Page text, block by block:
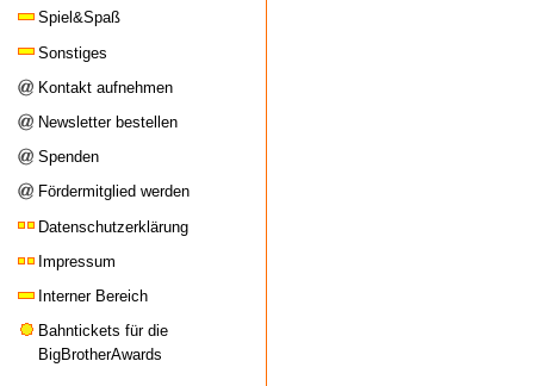
Spiel&Spaß
Sonstiges
Kontakt aufnehmen
Newsletter bestellen
Spenden
Fördermitglied werden
Datenschutzerklärung
Impressum
Interner Bereich
Bahntickets für die
BigBrotherAwards